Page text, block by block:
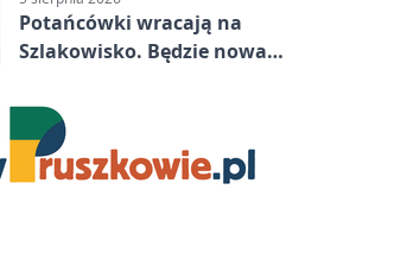
Potańcówki wracają na
Szlakowisko. Będzie nowa